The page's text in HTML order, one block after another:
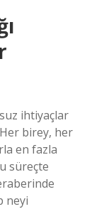
ihtiyaçlar
birey, her
en fazla
süreçte
neyi